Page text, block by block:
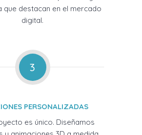
que destacan en el mercado
digital.
3
PERSONALIZADAS
es único. Diseñamos